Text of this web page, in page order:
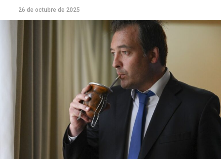
26 de octubre de 2025